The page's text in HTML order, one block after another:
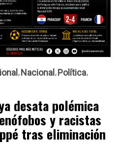
Nacional Política
desata polémica
y racistas
tras eliminación